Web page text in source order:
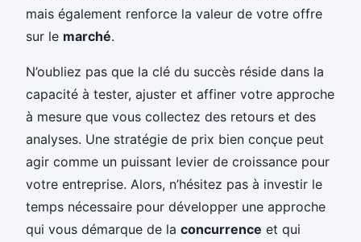
mais également renforce la valeur de votre offre
sur le marché.
N’oubliez pas que la clé du succès réside dans la
capacité à tester, ajuster et affiner votre approche
à mesure que vous collectez des retours et des
analyses. Une stratégie de prix bien conçue peut
agir comme un puissant levier de croissance pour
votre entreprise. Alors, n’hésitez pas à investir le
temps nécessaire pour développer une approche
qui vous démarque de la concurrence et qui